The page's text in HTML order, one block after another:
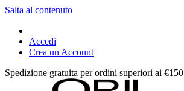
Salta al contenuto
Accedi
Crea un Account
Spedizione gratuita per ordini superiori ai €150